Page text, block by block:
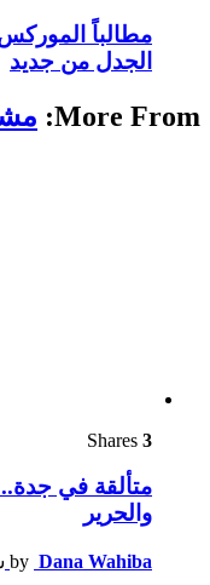
مطالباً الموركس
الجدل من جديد
More From:
3
متألقة في
والحرير
by Dana Wahiba